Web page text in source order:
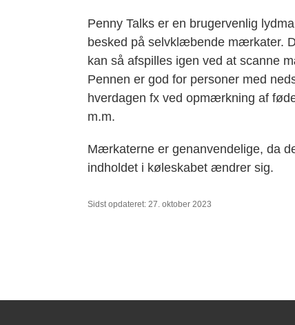
Penny Talks er en brugervenlig
besked på selvklæbende mærkater.
kan så afspilles igen ved at scanne
Pennen er god for personer med
hverdagen fx ved opmærkning af
m.m.
Mærkaterne er genanvendelige, da
indholdet i køleskabet ændrer sig.
Sidst opdateret: 27. oktober 2023